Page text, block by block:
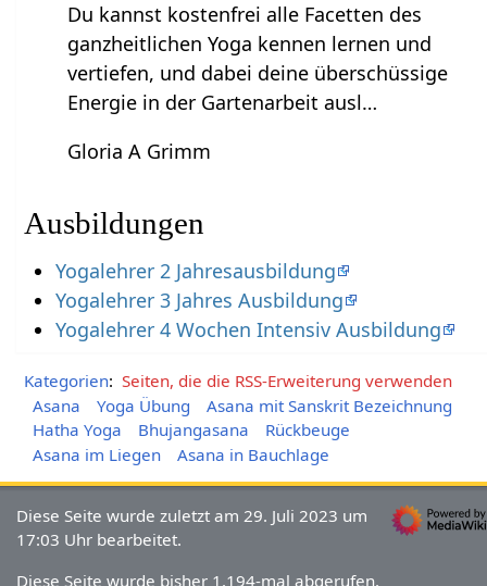
Du kannst kostenfrei alle Facetten des
ganzheitlichen Yoga kennen lernen und
vertiefen, und dabei deine überschüssige
Energie in der Gartenarbeit ausl…
Gloria A Grimm
Ausbildungen
Yogalehrer 2 Jahresausbildung
Yogalehrer 3 Jahres Ausbildung
Yogalehrer 4 Wochen Intensiv Ausbildung
Kategorien: Seiten, die die RSS-Erweiterung verwenden
Asana
Yoga Übung
Asana mit Sanskrit Bezeichnung
Hatha Yoga
Bhujangasana
Rückbeuge
Asana im Liegen
Asana in Bauchlage
Diese Seite wurde zuletzt am 29. Juli 2023 um
17:03 Uhr bearbeitet.
Diese Seite wurde bisher 1.194-mal abgerufen.